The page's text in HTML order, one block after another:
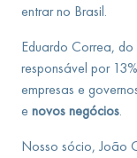
entrar no Brasil.
Eduardo Correa,
responsável por
empresas e
e novos negócios.
Nosso sócio, João